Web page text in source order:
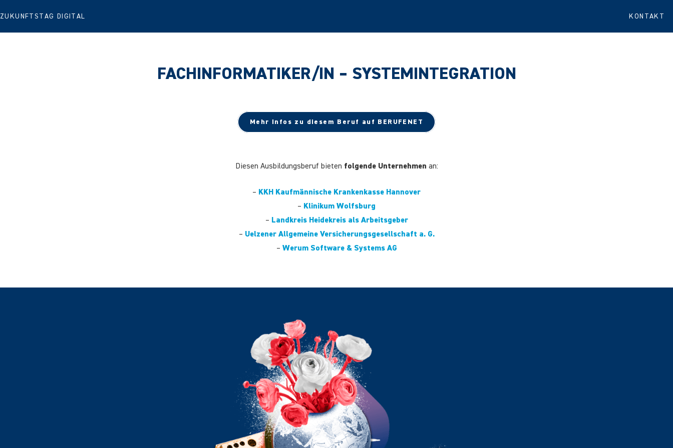
ZUKUNFTSTAG DIGITAL KONTAKT
FACHINFORMATIKER/IN – SYSTEMINTEGRATION
Mehr Infos zu diesem Beruf auf BERUFENET
Diesen Ausbildungsberuf bieten folgende Unternehmen an:
– KKH Kaufmännische Krankenkasse Hannover
– Klinikum Wolfsburg
– Landkreis Heidekreis als Arbeitsgeber
– Uelzener Allgemeine Versicherungsgesellschaft a. G.
– Werum Software & Systems AG